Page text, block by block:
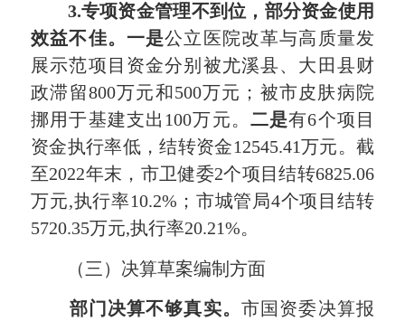
3.专项资金管理不到位，部分资金使用
效益不佳。一是公立医院改革与高质量发
展示范项目资金分别被尤溪县、大田县财
政滞留800万元和500万元；被市皮肤病院
挪用于基建支出100万元。 二是有6个项目
资金执行率低，结转资金12545.41万元。截
至2022年末，市卫健委2个项目结转6825.06
万元,执行率10.2%；市城管局4个项目结转
5720.35万元,执行率20.21%。
（三）决算草案编制方面
部门决算不够真实。 市国资委决算报